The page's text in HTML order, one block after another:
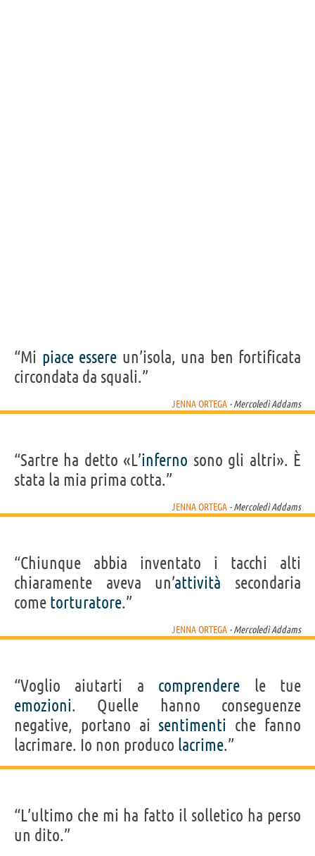
“Mi piace essere un’isola, una ben fortificata
circondata da squali.”
JENNA ORTEGA - Mercoledì Addams
“Sartre ha detto «L’inferno sono gli altri». È
stata la mia prima cotta.”
JENNA ORTEGA - Mercoledì Addams
“Chiunque abbia inventato i tacchi alti
chiaramente aveva un’attività secondaria
come torturatore.”
JENNA ORTEGA - Mercoledì Addams
“Voglio aiutarti a comprendere le tue
emozioni. Quelle hanno conseguenze
negative, portano ai sentimenti che fanno
lacrimare. Io non produco lacrime.”
“L’ultimo che mi ha fatto il solletico ha perso
un dito.”